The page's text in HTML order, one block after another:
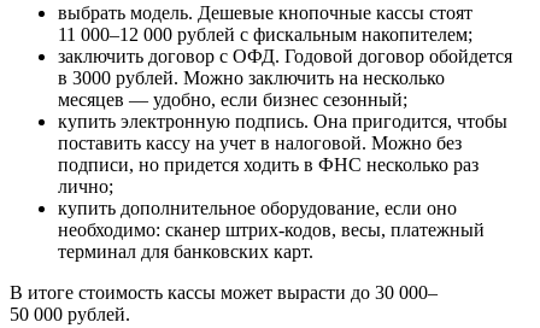
выбрать модель. Дешевые кнопочные кассы стоят
11 000–12 000 рублей с фискальным накопителем;
заключить договор с ОФД. Годовой договор обойдется
в 3000 рублей. Можно заключить на несколько
месяцев — удобно, если бизнес сезонный;
купить электронную подпись. Она пригодится, чтобы
поставить кассу на учет в налоговой. Можно без
подписи, но придется ходить в ФНС несколько раз
лично;
купить дополнительное оборудование, если оно
необходимо: сканер штрих-кодов, весы, платежный
терминал для банковских карт.
В итоге стоимость кассы может вырасти до 30 000–
50 000 рублей.